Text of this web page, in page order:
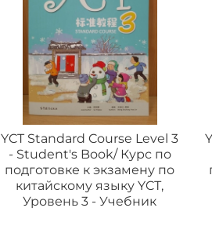
YCT Standard Course Level 3
- Student's Book/ Курс по
подготовке к экзамену по
китайскому языку YCТ,
Уровень 3 - Учебник